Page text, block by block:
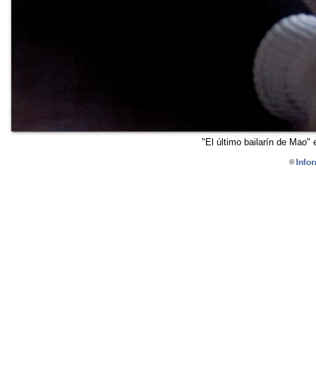
"El último bailarín de Mao"
©